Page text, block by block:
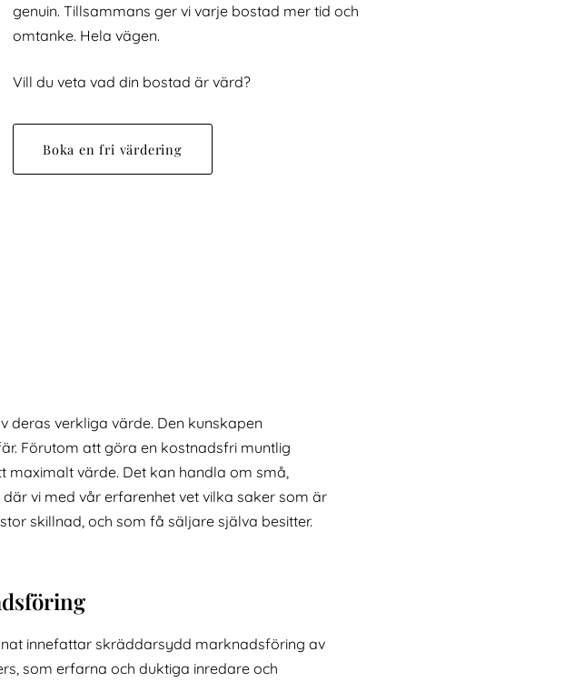
genuin. Tillsammans ger vi varje bostad mer tid och
omtanke. Hela vägen.
Vill du veta vad din bostad är värd?
Boka en fri värdering
deras verkliga värde. Den kunskapen
Förutom att göra en kostnadsfri muntlig
värde. Det kan handla om små,
vi med vår erfarenhet vet vilka saker som är
skillnad, och som få säljare själva besitter.
innefattar skräddarsydd marknadsföring av
som erfarna och duktiga inredare och